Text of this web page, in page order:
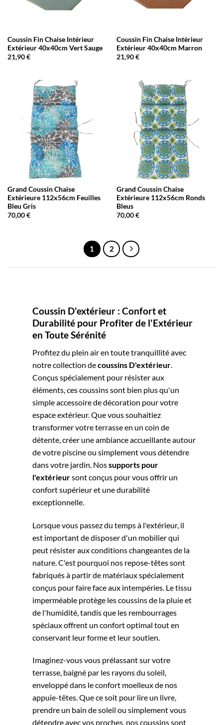
Coussin Fin Chaise Intérieur
Extérieur 40x40cm Vert Sauge
21,90€
Coussin Fin Chaise Intérieur
Extérieur 40x40cm Marron
21,90€
Grand Coussin Chaise
Extérieure 112x56cm Feuilles
Bleu Gris
70,00€
Grand Coussin Chaise
Extérieure 112x56cm Ronds
Bleus
70,00€
1 2
Coussin D'extérieur : Confort et
Durabilité pour Profiter de l'Extérieur
en Toute Sérénité
Profitez du plein air en toute tranquillité avec
notre collection decoussins D'extérieur.
Conçus spécialement pour résister aux
éléments, ces coussins sont bien plus qu'un
simple accessoire de décoration pour votre
espace extérieur. Que vous souhaitiez
transformer votre terrasse en un coin de
détente, créer une ambiance accueillante autour
de votre piscine ou simplement vous détendre
dans votre jardin. Nossupports pour
l'extérieursont conçus pour vous offrir un
confort supérieur et une durabilité
exceptionnelle.
Lorsque vous passez du temps à l'extérieur, il
est important de disposer d'un mobilier qui
peut résister aux conditions changeantes de la
nature. C'est pourquoi nos repose-têtes sont
fabriqués à partir de matériaux spécialement
conçus pour faire face aux intempéries. Le tissu
imperméable protège les coussins de la pluie et
de l'humidité, tandis que les rembourrages
spéciaux offrent un confort optimal tout en
conservant leur forme et leur soutien.
Imaginez-vous vous prélassant sur votre
terrasse, baigné par les rayons du soleil,
enveloppé dans le confort moelleux de nos
appuie-têtes. Que ce soit pour lire un livre,
prendre un bain de soleil ou simplement vous
détendre avec vos proches, nos coussins sont